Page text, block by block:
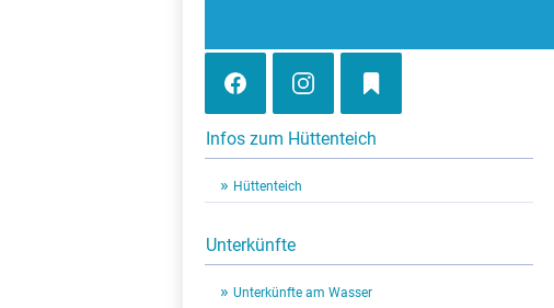
Infos zum Hüttenteich
Hüttenteich
Unterkünfte
Unterkünfte am Wasser